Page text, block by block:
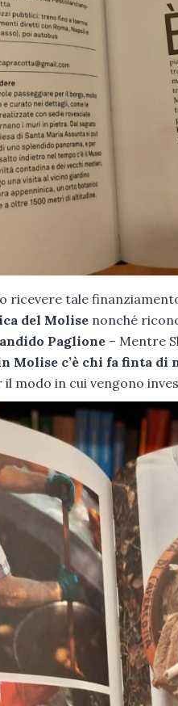
tale
del Molise nonché
Paglione – Mentre
Molise c’è chi fa finta
modo in cui vengono